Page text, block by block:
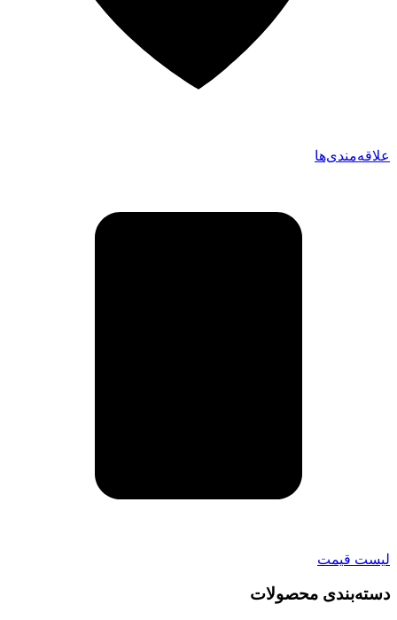
علاقه‌مندی‌ها
لیست قیمت
دسته‌بندی محصولات